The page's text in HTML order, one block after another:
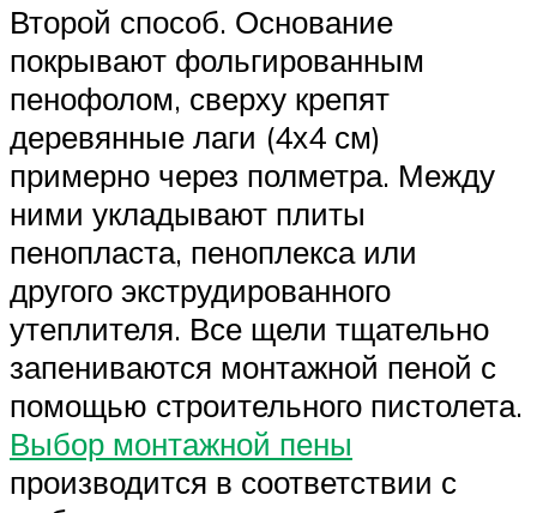
Второй способ. Основание
покрывают фольгированным
пенофолом, сверху крепят
деревянные лаги (4х4 см)
примерно через полметра. Между
ними укладывают плиты
пенопласта, пеноплекса или
другого экструдированного
утеплителя. Все щели тщательно
запениваются монтажной пеной с
помощью строительного пистолета.
Выбор монтажной пены
производится в соответствии с